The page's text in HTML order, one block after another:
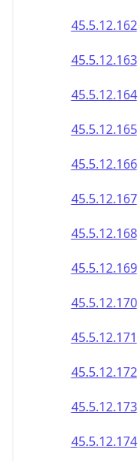
45.5.12.162
45.5.12.163
45.5.12.164
45.5.12.165
45.5.12.166
45.5.12.167
45.5.12.168
45.5.12.169
45.5.12.170
45.5.12.171
45.5.12.172
45.5.12.173
45.5.12.174